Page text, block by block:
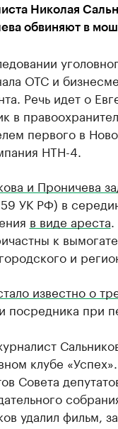
Николая
обвиняют в
ОТС и
Речь идет о
в
первого в
НТН-4.
и Проничева
УК РФ) в
в виде ареста
к
и
известно о
посредника при
клубе
Совета
удалил фильм,